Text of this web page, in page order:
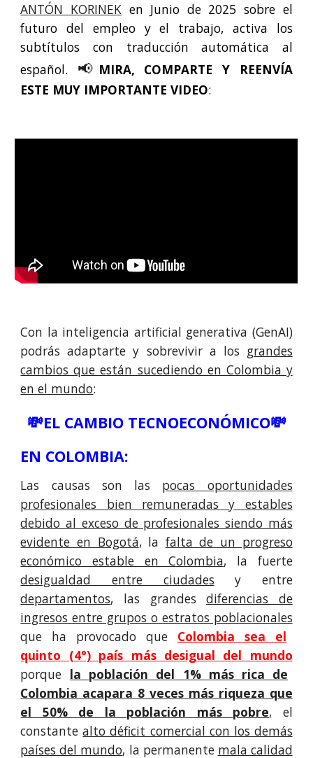
ANTÓN KORINEK en Junio de 2025 sobre el
futuro del empleo y el trabajo, activa los
subtítulos con traducción automática al
español.
📢 MIRA, COMPARTE Y REENVÍA
ESTE MUY IMPORTANTE VIDEO:
Con la inteligencia artificial generativa (GenAI)
podrás adaptarte y sobrevivir a los grandes
cambios que están sucediendo en Colombia y
en el mundo:
💸EL CAMBIO TECNOECONÓMICO💸
EN COLOMBIA:
Las causas son las pocas oportunidades
profesionales bien remuneradas y estables
debido al exceso de profesionales siendo más
evidente en Bogotá, la falta de un progreso
económico estable en Colombia, la fuerte
desigualdad entre ciudades y entre
departamentos, las grandesdiferencias de
ingresos entre grupos o estratos poblacionales
que ha provocado que Colombia sea el
quinto (4°) país más desigual del mundo
porque la población del 1% más rica de
Colombia acapara 8 veces más riqueza que
el 50% de la población más pobre, el
constantealto déficit comercial con los demás
países del mundo, la permanente mala calidad